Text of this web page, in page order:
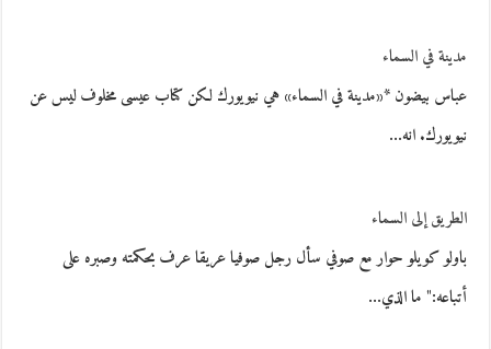
مدينة في السماء
عباس بيضون *«مدينة في السماء» هي نيويورك لكن كتاب عيسى مخلوف ليس عن
نيويورك. انه…
الطريق إلى السماء
باولو كويلو حوار مع صوفي سأل رجل صوفيا عريقا عرف بحكمته وصبره على
أتباعه:" ما الذي…